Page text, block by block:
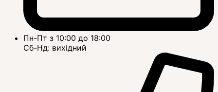
Пн-Пт з 10:00 до 18:00
Сб-Нд: вихідний